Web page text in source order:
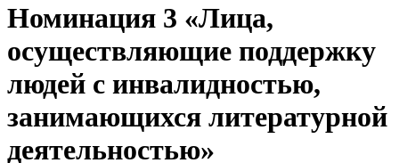
Номинация 3 «Лица,
осуществляющие поддержку
людей с инвалидностью,
занимающихся литературной
деятельностью»